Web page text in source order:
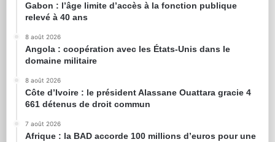
Gabon : l’âge limite d’accès à la fonction publique
relevé à 40 ans
8 août 2026
Angola : coopération avec les États-Unis dans le
domaine militaire
8 août 2026
Côte d’Ivoire : le président Alassane Ouattara gracie 4
661 détenus de droit commun
7 août 2026
Afrique : la BAD accorde 100 millions d’euros pour une